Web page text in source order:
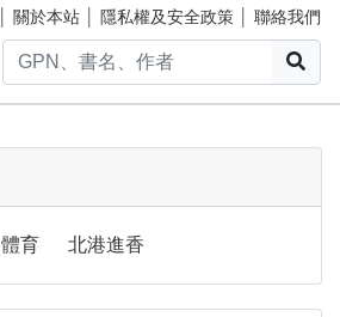
關於本站 隱私權及安全政策 聯絡我們
體育 北港進香